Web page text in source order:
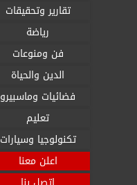
تقارير وتحقيقات
رياضة
فن ومنوعات
الدين والحياة
فضائيات وماسبيرو
تعليم
تكنولوجيا وسيارات
اعلن معنا